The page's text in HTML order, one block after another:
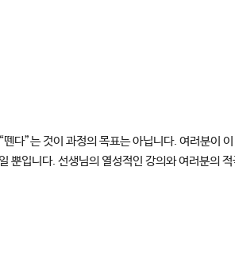
다”는 것이 과정의 목표는 아닙니다. 여러분이
뿐입니다. 선생님의 열성적인 강의와 여러분의